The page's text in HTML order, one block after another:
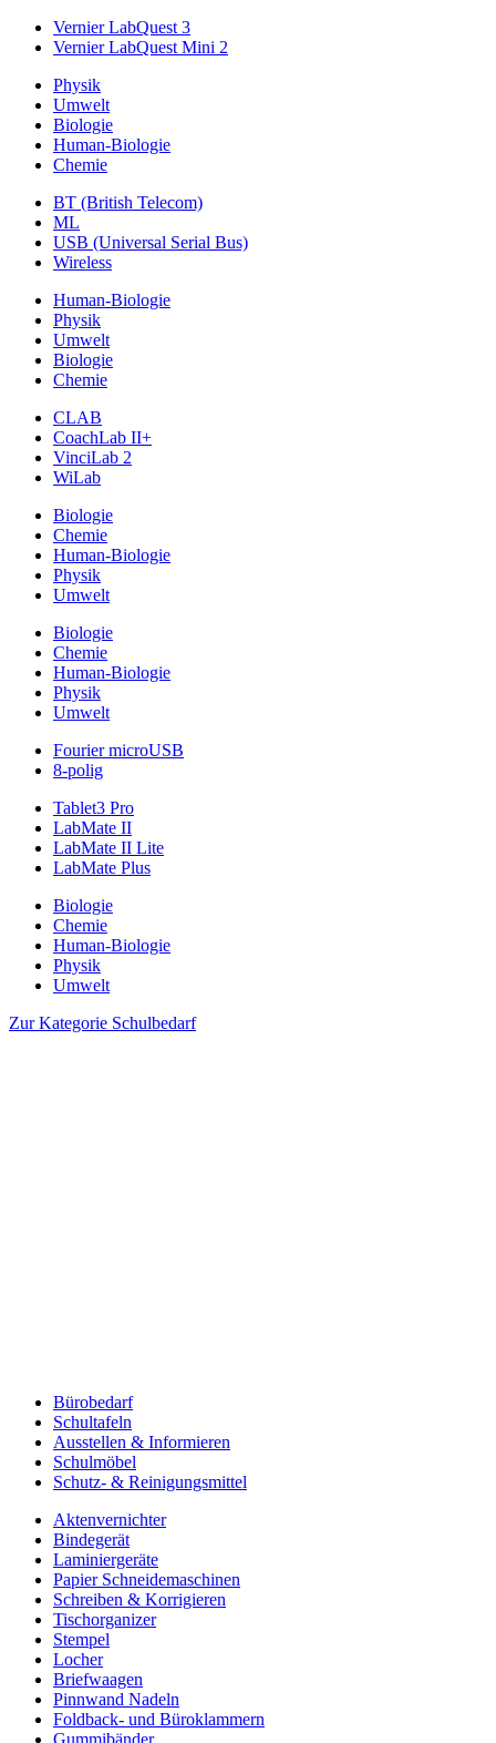
Vernier LabQuest 3
Vernier LabQuest Mini 2
Physik
Umwelt
Biologie
Human-Biologie
Chemie
BT (British Telecom)
ML
USB (Universal Serial Bus)
Wireless
Human-Biologie
Physik
Umwelt
Biologie
Chemie
CLAB
CoachLab II+
VinciLab 2
WiLab
Biologie
Chemie
Human-Biologie
Physik
Umwelt
Biologie
Chemie
Human-Biologie
Physik
Umwelt
Fourier microUSB
8-polig
Tablet3 Pro
LabMate II
LabMate II Lite
LabMate Plus
Biologie
Chemie
Human-Biologie
Physik
Umwelt
Zur Kategorie Schulbedarf
Bürobedarf
Schultafeln
Ausstellen & Informieren
Schulmöbel
Schutz- & Reinigungsmittel
Aktenvernichter
Bindegerät
Laminiergeräte
Papier Schneidemaschinen
Schreiben & Korrigieren
Tischorganizer
Stempel
Locher
Briefwaagen
Pinnwand Nadeln
Foldback- und Büroklammern
Gummibänder